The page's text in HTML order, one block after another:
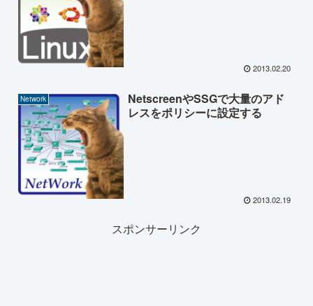
2013.02.20
Network
NetscreenやSSGで大量のアド
レスをポリシーに設定する
2013.02.19
スポンサーリンク